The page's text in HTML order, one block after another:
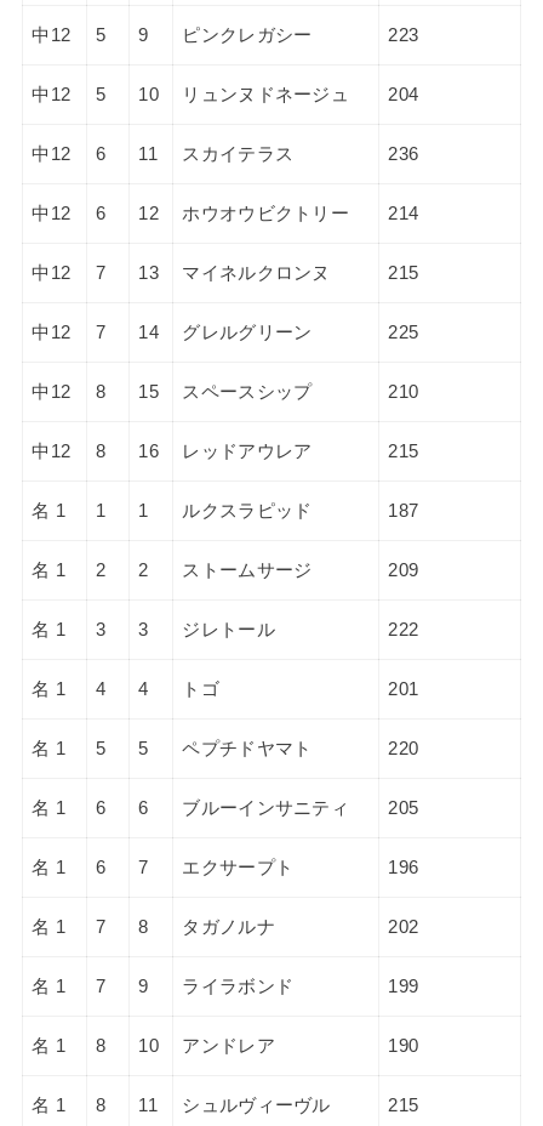
中12 5 9 ピンクレガシー 223
中12 5 10 リュンヌドネージュ 204
中12 6 11 スカイテラス 236
中12 6 12 ホウオウビクトリー 214
中12 7 13 マイネルクロンヌ 215
中12 7 14 グレルグリーン 225
中12 8 15 スペースシップ 210
中12 8 16 レッドアウレア 215
名 1 1 1 ルクスラピッド 187
名 1 2 2 ストームサージ 209
名 1 3 3 ジレトール 222
名 1 4 4 トゴ 201
名 1 5 5 ペプチドヤマト 220
名 1 6 6 ブルーインサニティ 205
名 1 6 7 エクサープト 196
名 1 7 8 タガノルナ 202
名 1 7 9 ライラボンド 199
名 1 8 10 アンドレア 190
名 1 8 11 シュルヴィーヴル 215